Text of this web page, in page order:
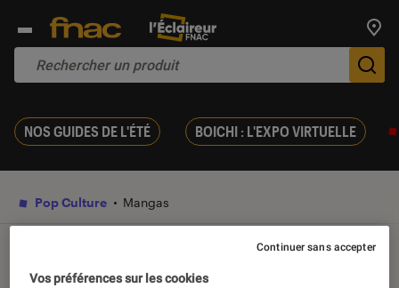
NOS GUIDES DE L'ÉTÉ BOICHI : L'EXPO VIRTUELLE
Pop Culture Mangas
Vos préférences sur les cookies
Continuer sans accepter